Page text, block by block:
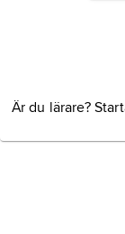
Är du lärare?